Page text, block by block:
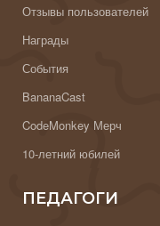
Отзывы пользователей
Награды
События
BananaCast
CodeMonkey Мерч
10-летний юбилей
ПЕДАГОГИ